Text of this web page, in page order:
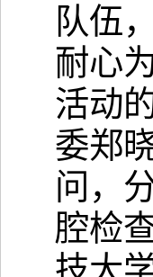
队伍
耐心
活动
委郑
问，
腔检